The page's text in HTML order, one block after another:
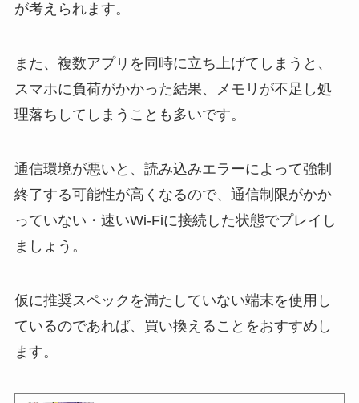
が考えられます。
また、複数アプリを同時に立ち上げてしまうと、
スマホに負荷がかかった結果、メモリが不足し処
理落ちしてしまうことも多いです。
通信環境が悪いと、読み込みエラーによって強制
終了する可能性が高くなるので、通信制限がかか
っていない・速いWi-Fiに接続した状態でプレイし
ましょう。
仮に推奨スペックを満たしていない端末を使用し
ているのであれば、買い換えることをおすすめし
ます。